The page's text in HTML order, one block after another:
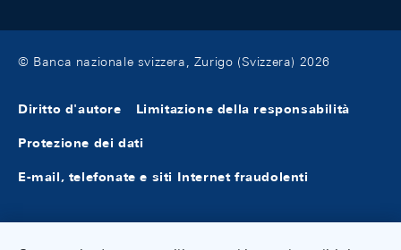
© Banca nazionale svizzera, Zurigo (Svizzera) 2026
Diritto d'autore Limitazione della responsabilità
Protezione dei dati
E-mail, telefonate e siti Internet fraudolenti